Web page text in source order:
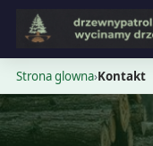
Strona glowna›Kontakt